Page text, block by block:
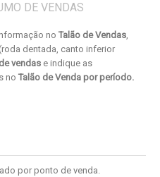
DE VENDAS
no Talão de Vendas,
(roda dentada, canto inferior
vendas e indique as
no Talão de Venda por período.
por ponto de venda.